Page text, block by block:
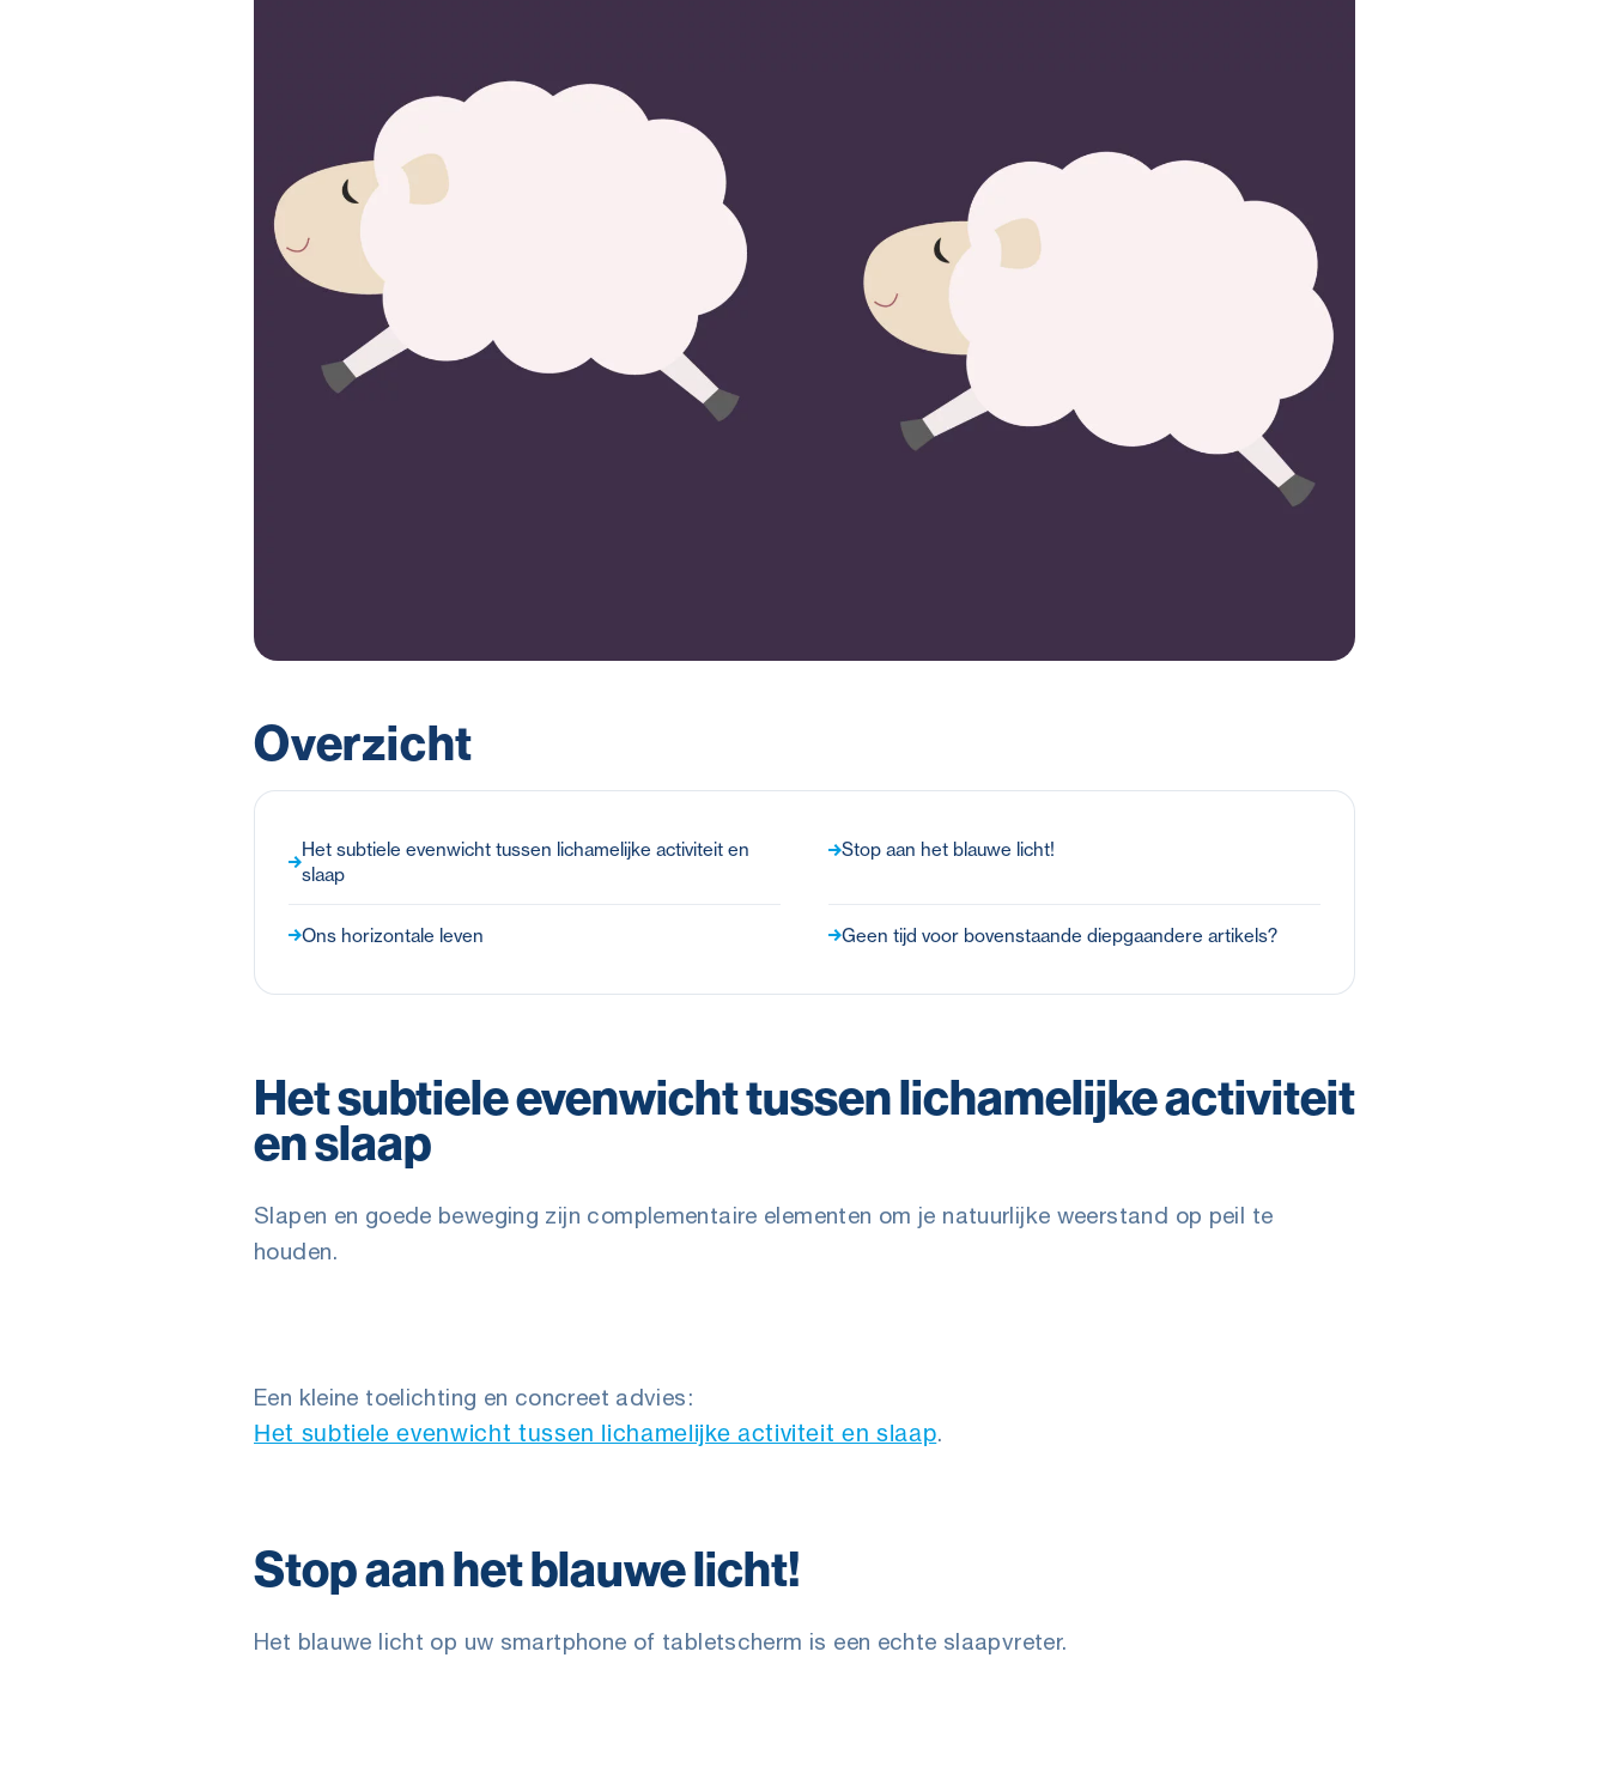
Overzicht
Het subtiele evenwicht tussen lichamelijke activiteit en
slaap
Stop aan het blauwe licht!
Ons horizontale leven Geen tijd voor bovenstaande diepgaandere artikels?
Het subtiele evenwicht tussen lichamelijke activiteit
en slaap
Slapen en goede beweging zijn complementaire elementen om je natuurlijke weerstand op peil te
houden.
Een kleine toelichting en concreet advies:
Het subtiele evenwicht tussen lichamelijke activiteit en slaap.
Stop aan het blauwe licht!
Het blauwe licht op uw smartphone of tabletscherm is een echte slaapvreter.